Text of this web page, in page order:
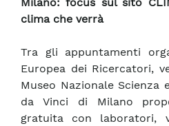
Milano: focus sul sito
clima che verrà
Tra gli appuntamenti
Europea dei Ricercatori,
Museo Nazionale Scienza
da Vinci di Milano
gratuita con laboratori,